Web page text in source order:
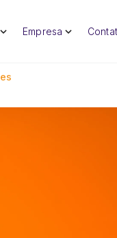
Empresa